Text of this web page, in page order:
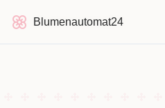
Blumenautomat24
Blumenautomat24